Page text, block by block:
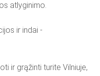
atlyginimo.
ir indai -
ir grąžinti turite Vilniuje,